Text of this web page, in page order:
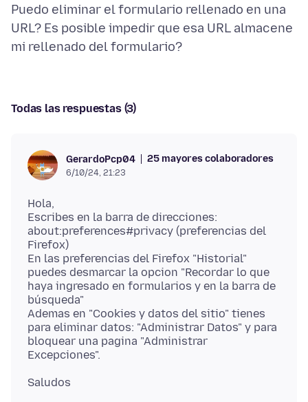
Puedo eliminar el formulario rellenado en una
URL? Es posible impedir que esa URL almacene
Todas las respuestas (3)
GerardoPcp04 25 mayores colaboradores
6/10/24, 21:23
Hola,
Escribes en la barra de direcciones:
about:preferences#privacy (preferencias del
Firefox)
En las preferencias del Firefox "Historial"
puedes desmarcar la opcion "Recordar lo que
haya ingresado en formularios y en la barra de
búsqueda"
Ademas en "Cookies y datos del sitio" tienes
para eliminar datos: "Administrar Datos" y para
bloquear una pagina "Administrar